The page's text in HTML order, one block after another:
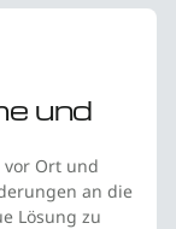
und
Ort und
an die
Lösung zu